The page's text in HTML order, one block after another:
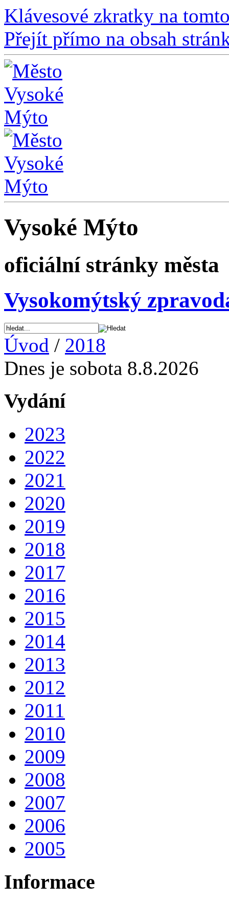
Klávesové zkratky na
Přejít přímo na obsah
Vysoké Mýto
oficiální stránky města
Vysokomýtský
Úvod / 2018
Dnes je sobota 8.8.2026
Vydání
2023
2022
2021
2020
2019
2018
2017
2016
2015
2014
2013
2012
2011
2010
2009
2008
2007
2006
2005
Informace